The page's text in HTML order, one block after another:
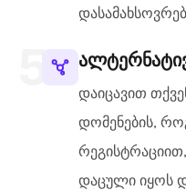
დაიცავით
დომენების,
დაცული იყოს